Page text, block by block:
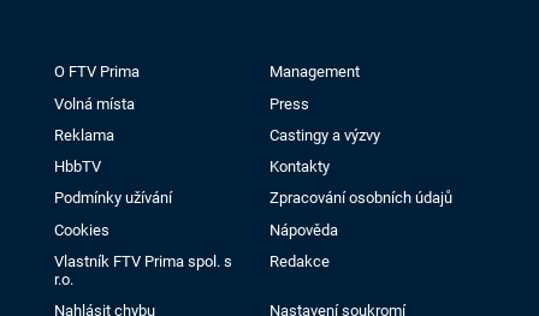
O FTV Prima
Management
Volná místa
Press
Reklama
Castingy a výzvy
HbbTV
Kontakty
Podmínky užívání
Zpracování osobních údajů
Cookies
Nápověda
Vlastník FTV Prima spol. s
r.o.
Redakce
Nahlásit chybu Nastavení soukromí